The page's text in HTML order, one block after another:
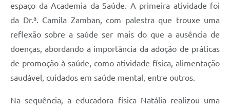
Covid -19 em Serro
Audiências Públicas
Galeria de Fotos
espaço da Academia da Saúde. A primeira atividade foi
da Dr.ª. Camila Zamban, com palestra que trouxe uma
reflexão sobre a saúde ser mais do que a ausência de
doenças, abordando a importância da adoção de práticas
de promoção à saúde, como atividade física, alimentação
saudável, cuidados em saúde mental, entre outros.
Na sequência, a educadora física Natália realizou uma